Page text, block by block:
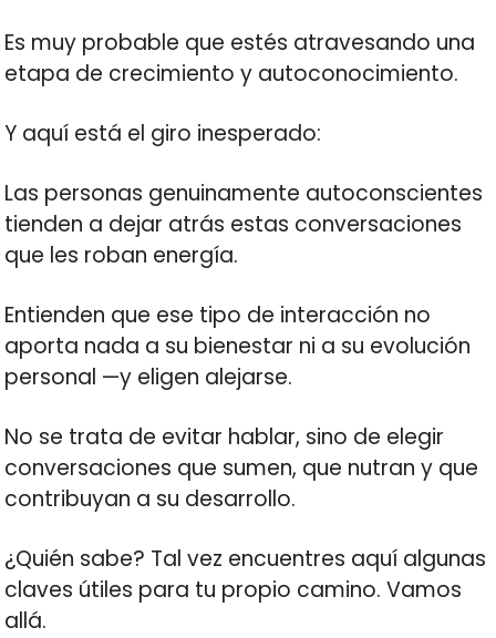
Es muy probable que estés atravesando una
etapa de crecimiento y autoconocimiento.
Y aquí está el giro inesperado:
Las personas genuinamente autoconscientes
tienden a dejar atrás estas conversaciones
que les roban energía.
Entienden que ese tipo de interacción no
aporta nada a su bienestar ni a su evolución
personal —y eligen alejarse.
No se trata de evitar hablar, sino de elegir
conversaciones que sumen, que nutran y que
contribuyan a su desarrollo.
¿Quién sabe? Tal vez encuentres aquí algunas
claves útiles para tu propio camino. Vamos
allá.